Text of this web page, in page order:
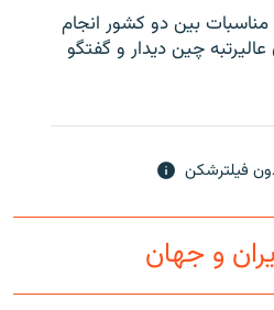
بین دو کشور انجام
چین دیدار و گفتگو
فیلترشکن
و جهان